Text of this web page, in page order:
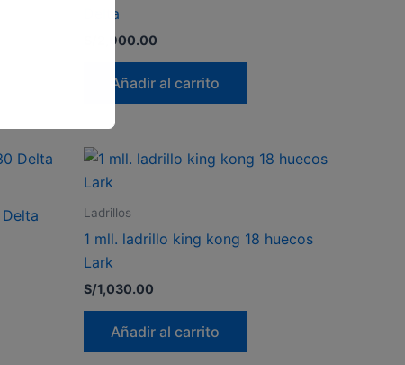
Delta
2,900.00
Añadir al carrito
Ladrillos
1 mll. ladrillo king kong 18 huecos
Lark
S/1,030.00
Añadir al carrito